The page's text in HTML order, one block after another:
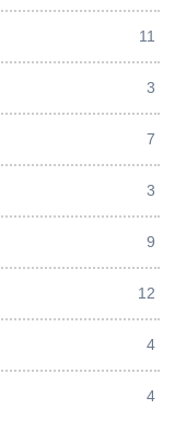
11
3
7
3
9
12
4
4